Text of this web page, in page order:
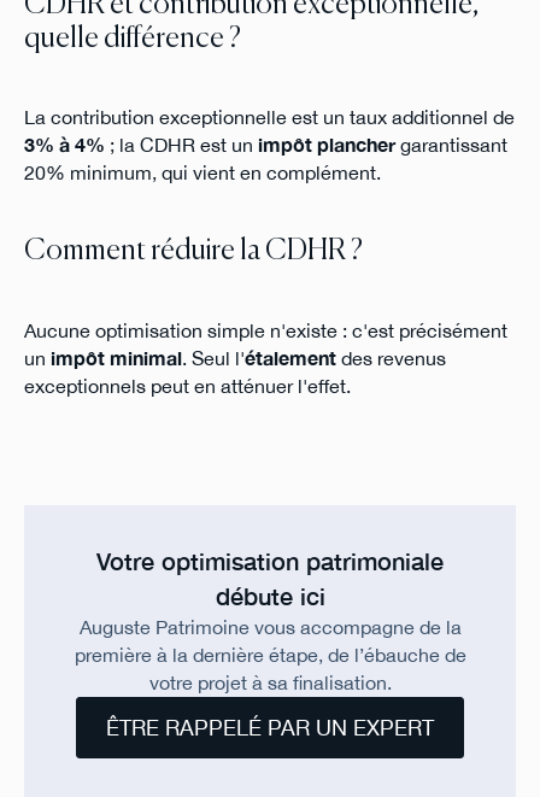
quelle différence ?
La contribution exceptionnelle est un taux additionnel de
3% à 4% ; la CDHR est un impôt planchergarantissant
20% minimum, qui vient en complément.
Comment réduire la CDHR ?
Aucune optimisation simple n'existe : c'est précisément
un impôt minimal. Seul l'étalementdes revenus
exceptionnels peut en atténuer l'effet.
Votre optimisation patrimoniale
débute ici
Auguste Patrimoine vous accompagne de la
première à la dernière étape, de l’ébauche de
votre projet à sa finalisation.
ÊTRE RAPPELÉ PAR UN EXPERT